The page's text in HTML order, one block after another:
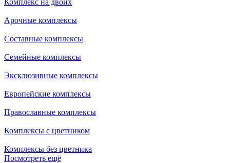
Арочные комплексы
Составные комплексы
Семейные комплексы
Эксклюзивные комплексы
Европейские комплексы
Православные комплексы
Комплексы с цветником
Комплексы без цветника
Посмотреть ещё